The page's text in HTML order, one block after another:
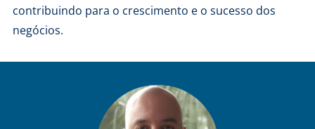
contribuindo para o crescimento e o sucesso dos
negócios.